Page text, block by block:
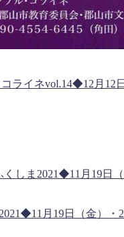
ライネvol.14◆12月12
月19日（金